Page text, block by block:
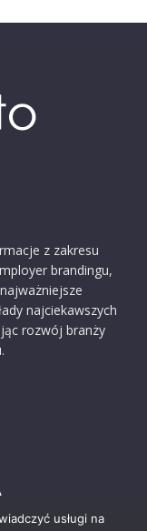
z zakresu
brandingu,
najciekawszych
rozwój branży
usługi na